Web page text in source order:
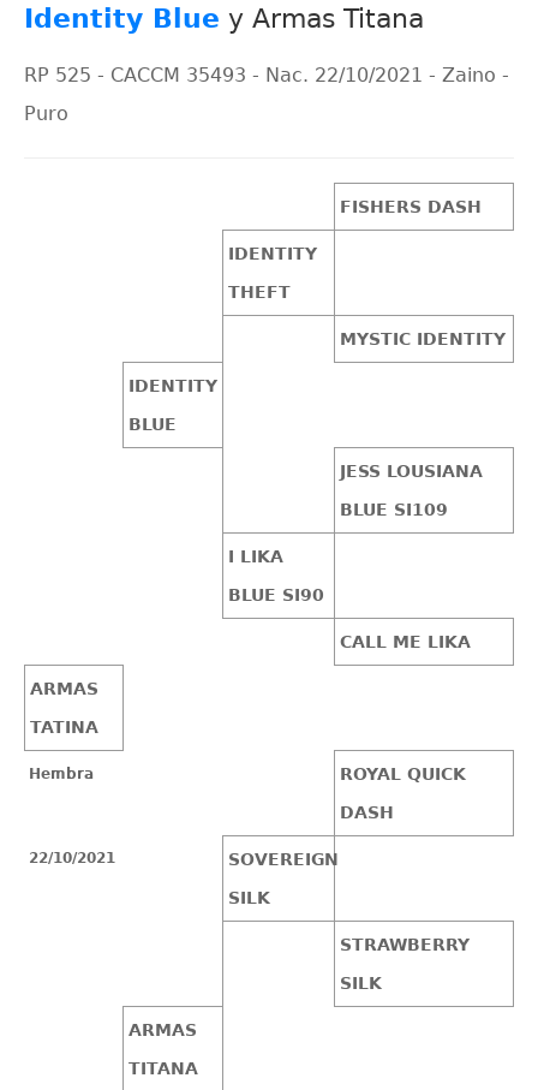
Identity Blue y Armas Titana
RP 525 - CACCM 35493 - Nac. 22/10/2021 - Zaino -
Puro
FISHERS DASH
IDENTITY
THEFT
MYSTIC IDENTITY
IDENTITY
BLUE
JESS LOUSIANA
BLUE SI109
I LIKA
BLUE SI90
CALL ME LIKA
ARMAS
TATINA
Hembra
ROYAL QUICK
DASH
22/10/2021
SOVEREIGN
SILK
STRAWBERRY
SILK
ARMAS
TITANA